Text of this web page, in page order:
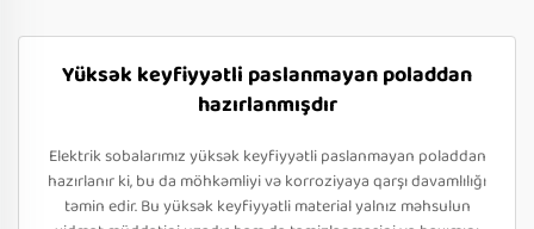
Yüksək keyfiyyətli paslanmayan poladdan
hazırlanmışdır
Elektrik sobalarımız yüksək keyfiyyətli paslanmayan poladdan
hazırlanır ki, bu da möhkəmliyi və korroziyaya qarşı davamlılığı
təmin edir. Bu yüksək keyfiyyətli material yalnız məhsulun